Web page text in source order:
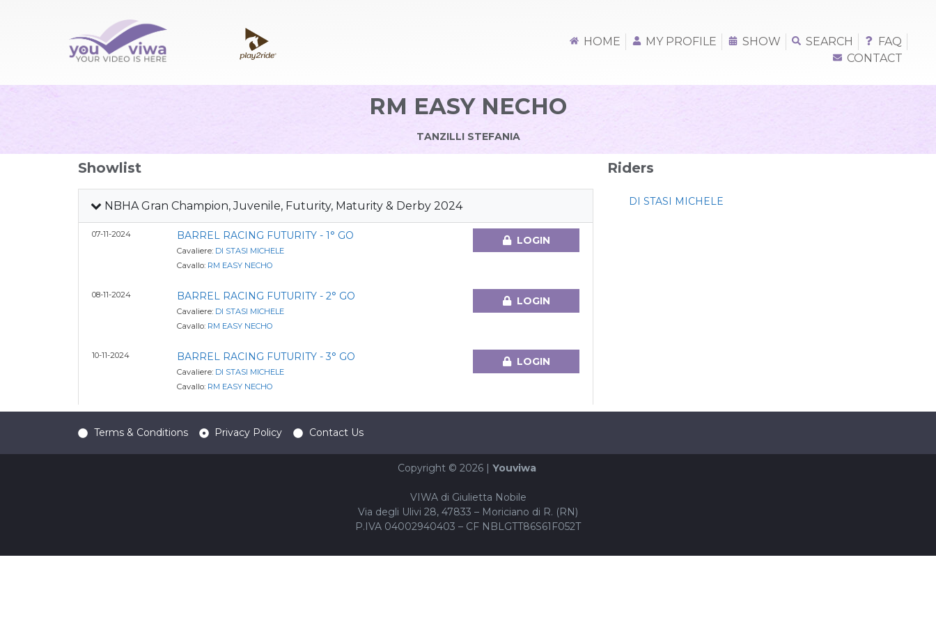
HOME MY PROFILE SHOW SEARCH
FAQ
CONTACT
RM EASY NECHO
TANZILLI STEFANIA
Showlist
NBHA Gran Champion, Juvenile, Futurity, Maturity & Derby 2024
07-11-2024 BARREL RACING FUTURITY - 1° GO
Cavaliere: DI STASI MICHELE
Cavallo: RM EASY NECHO
LOGIN
08-11-2024 BARREL RACING FUTURITY - 2° GO
Cavaliere: DI STASI MICHELE
Cavallo: RM EASY NECHO
LOGIN
10-11-2024 BARREL RACING FUTURITY - 3° GO
Cavaliere: DI STASI MICHELE
Cavallo: RM EASY NECHO
LOGIN
Riders
DI STASI MICHELE
Terms & Conditions Privacy Policy Contact Us
Copyright © 2026 | Youviwa
VIWA di Giulietta Nobile
Via degli Ulivi 28, 47833 – Moriciano di R. (RN)
P.IVA 04002940403 – CF NBLGTT86S61F052T